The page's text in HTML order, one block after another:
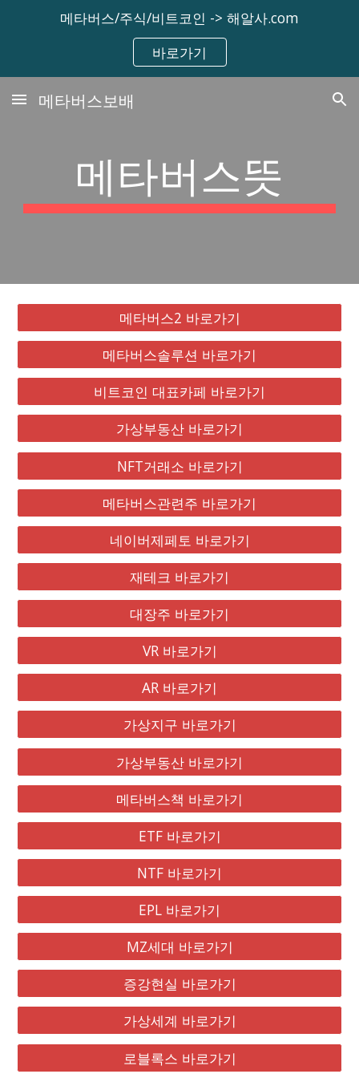
Skip to main content Skip to navigation
메타버스/주식/비트코인 -> 해알사.com
바로가기
메타버스보배
메타버스뜻
메타버스2 바로가기
메타버스솔루션 바로가기
비트코인 대표카페 바로가기
가상부동산 바로가기
NFT거래소 바로가기
메타버스관련주 바로가기
네이버제페토 바로가기
재테크 바로가기
대장주 바로가기
VR 바로가기
AR 바로가기
가상지구 바로가기
가상부동산 바로가기
메타버스책 바로가기
ETF 바로가기
NTF 바로가기
EPL 바로가기
MZ세대 바로가기
증강현실 바로가기
가상세계 바로가기
로블록스 바로가기